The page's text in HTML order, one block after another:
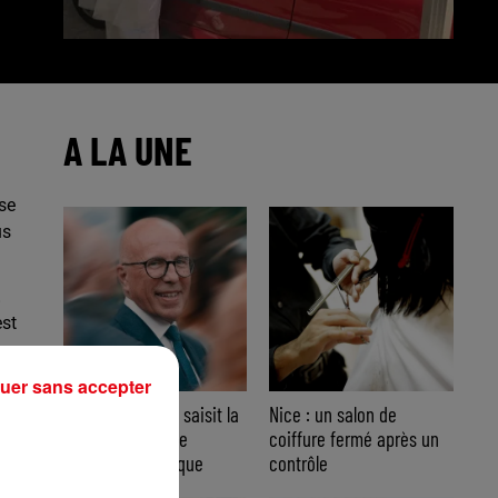
A LA UNE
Nice : Éric Ciotti saisit la
justice après une
chanson polémique
Nice : un salon de
coiffure fermé après un
contrôle
sans accepter